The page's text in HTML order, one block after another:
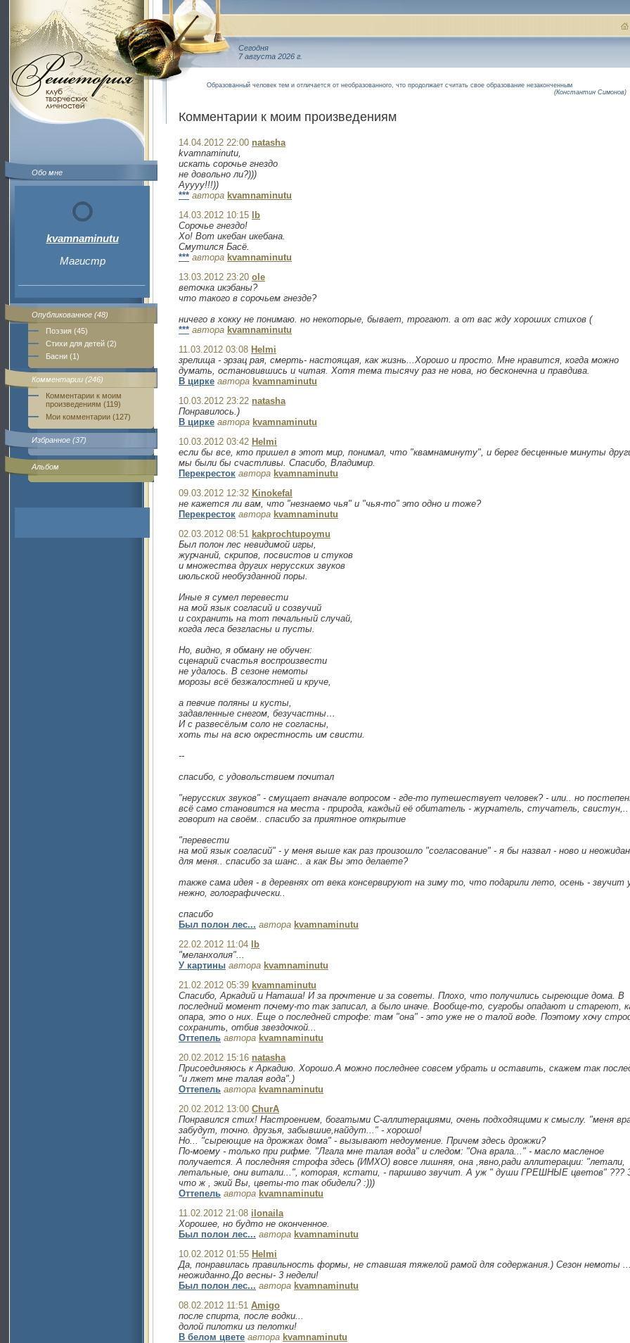
Обо мне
kvamnaminutu
Магистр
Опубликованное (48)
Поэзия (45)
Стихи для детей (2)
Басни (1)
Комментарии (246)
Комментарии к моим
произведениям (119)
Мои комментарии (127)
Избранное (37)
Альбом
Сегодня
7 августа 2026 г.
Образованный человек тем и отличается от необразованного, что продолжает считать свое образование незаконченным
(Константин Симонов)
Комментарии к моим произведениям
14.04.2012 22:00 natasha
kvamnaminutu,
искать сорочье гнездо
не довольно ли?)))
Ауууу!!!))
*** автора kvamnaminutu
14.03.2012 10:15
lb
Сорочье гнездо!
Хо! Вот икебан икебана.
Смутился Басё.
*** автора kvamnaminutu
13.03.2012 23:20 ole
веточка икэбаны?
что такого в сорочьем гнезде?
ничего в хокку не понимаю. но некоторые, бывает, трогают. а от вас жду хороших стихов (
*** автора kvamnaminutu
11.03.2012 03:08 Helmi
зрелища - эрзац рая, смерть- настоящая, как жизнь...Хорошо и просто. Мне нравится, когда можно
думать, остановившись и читая. Хотя тема тысячу раз не нова, но бесконечна и правдива.
В цирке автора kvamnaminutu
10.03.2012 23:22 natasha
Понравилось.)
В цирке автора kvamnaminutu
10.03.2012 03:42 Helmi
если бы все, кто пришел в этот мир, понимал, что "квамнаминуту", и берег бесценные минуты
мы были бы счастливы. Спасибо, Владимир.
Перекресток автора kvamnaminutu
09.03.2012 12:32 Kinokefal
не кажется ли вам, что "незнаемо чья" и "чья-то" это одно и тоже?
Перекресток автора kvamnaminutu
02.03.2012 08:51 kakprochtupoymu
Был полон лес невидимой игры,
журчаний, скрипов, посвистов и стуков
и множества других нерусских звуков
июльской необузданной поры.
Иные я сумел перевести
на мой язык согласий и созвучий
и сохранить на тот печальный случай,
когда леса безгласны и пусты.
Но, видно, я обману не обучен:
сценарий счастья воспроизвести
не удалось. В сезоне немоты
морозы всё безжалостней и круче,
а певчие поляны и кусты,
задавленные снегом, безучастны…
И с развесёлым соло не согласны,
хоть ты на всю окрестность им свисти.
--
спасибо, с удовольствием почитал
"нерусских звуков" - смущает вначале вопросом - где-то путешествует человек? - или.. но
всё само становится на места - природа, каждый её обитатель - журчатель, стучатель, свистун,..
говорит на своём.. спасибо за приятное открытие
"перевести
на мой язык согласий" - у меня выше как раз произошло "согласование" - я бы назвал - ново и
для меня.. спасибо за шанс.. а как Вы это делаете?
также сама идея - в деревнях от века консервируют на зиму то, что подарили лето, осень - звучит
нежно, голографически..
спасибо
Был полон лес... автора kvamnaminutu
22.02.2012 11:04
lb
"меланхолия"...
У картины автора kvamnaminutu
21.02.2012 05:39 kvamnaminutu
Спасибо, Аркадий и Наташа! И за прочтение и за советы. Плохо, что получились сыреющие дома. В
последний момент почему-то так записал, а было иначе. Вообще-то, сугробы опадают и стареют,
опара, это о них. Еще о последней строфе: там "она" - это уже не о талой воде. Поэтому хочу
сохранить, отбив звездочкой...
Оттепель автора kvamnaminutu
20.02.2012 15:16 natasha
Присоединяюсь к Аркадию. Хорошо.А можно последнее совсем убрать и оставить, скажем так
"и лжет мне талая вода".)
Оттепель автора kvamnaminutu
20.02.2012 13:00 ChurA
Понравился стих! Настроением, богатыми С-аллитерациями, очень подходящими к смыслу. "меня
забудут, точно. друзья, забывшие,найдут..." - хорошо!
Но... "сыреющие на дрожжах дома" - вызывают недоумение. Причем здесь дрожжи?
По-моему - только при рифме. "Лгала мне талая вода" и следом: "Она врала..." - масло масленое
получается. А последняя строфа здесь (ИМХО) вовсе лишняя, она ,явно,ради аллитерации: "летали,
летальные, они витали...", которая, кстати, - паршиво звучит. А уж " души ГРЕШНЫЕ цветов" ???
что ж , экий Вы, цветы-то так обидели? :)))
Оттепель автора kvamnaminutu
11.02.2012 21:08 ilonaila
Хорошее, но будто не оконченное.
Был полон лес... автора kvamnaminutu
10.02.2012 01:55 Helmi
Да, понравилась правильность формы, не ставшая тяжелой рамой для содержания.) Сезон немоты
неожиданно.До весны- 3 недели!
Был полон лес... автора kvamnaminutu
08.02.2012 11:51 Amigo
после спирта, после водки...
долой пилотки из пелотки!
В белом цвете автора kvamnaminutu